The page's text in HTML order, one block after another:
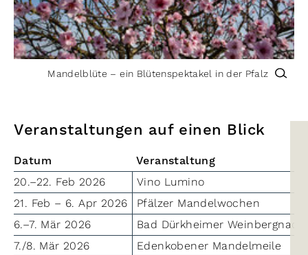
Mandelblüte – ein Blütenspektakel in der Pfalz
Veranstaltungen auf einen Blick
Datum Veranstaltung
20.–22. Feb 2026
Vino Lumino
21. Feb – 6. Apr 2026
Pfälzer Mandelwochen
6.–7. Mär 2026
Bad Dürkheimer
7./8. Mär 2026
Edenkobener Mandelmeile